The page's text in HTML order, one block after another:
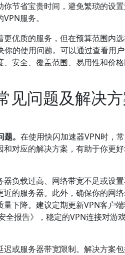
节省宝贵时间，避免繁琐的设
服务。
优质的服务，但在预算范围内
的使用问题。可以通过查看用
安全、覆盖范围、易用性和价
见问题及解决
。 在使用快闪加速器VPN时，
对应的解决方案，有助于你更
负载过高、网络带宽不足或设
的服务器。此外，确保你的网
下降。建议定期更新VPN客户
报告》，稳定的VPN连接对游
或服务器带宽限制。解决方案